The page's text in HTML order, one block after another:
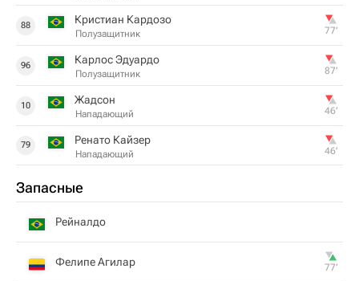
88 Кристиан Кардозо
Полузащитник 77‎’‎
96 Карлос Эдуардо
Полузащитник 87‎’‎
10 Жадсон
Нападающий 46‎’‎
79 Ренато Кайзер
Нападающий 46‎’‎
Запасные
Рейналдо
Фелипе Агилар 77‎’‎